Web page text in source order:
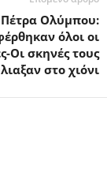
Πέτρα Ολύμπου:
όλοι οι
Οι σκηνές τους
στο χιόνι